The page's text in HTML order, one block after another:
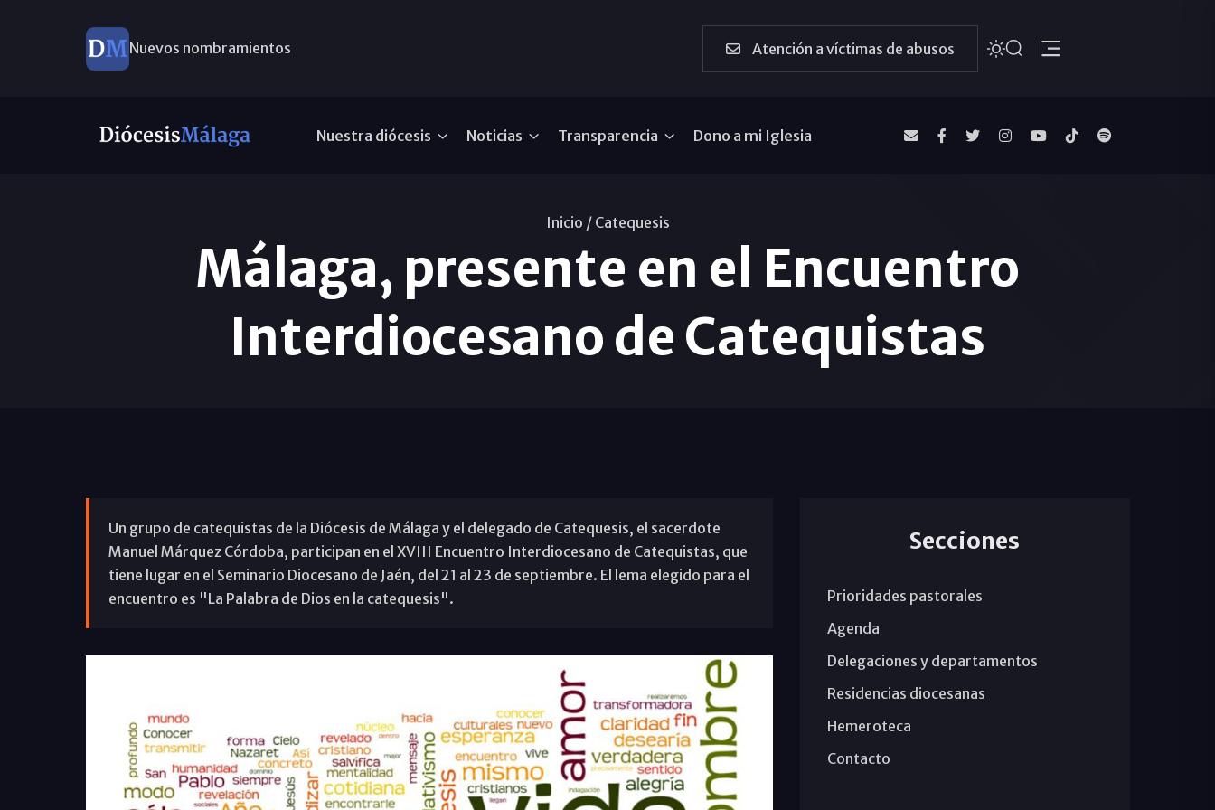
Nuevos nombramientos Atención a víctimas de abusos
Nuestra diócesis Noticias Transparencia Dono a mi Iglesia
Inicio / Catequesis
Málaga, presente en el Encuentro
Interdiocesano de Catequistas
Un grupo de catequistas de la Diócesis de Málaga y el delegado de Catequesis, el sacerdote
Manuel Márquez Córdoba, participan en el XVIII Encuentro Interdiocesano de Catequistas, que
tiene lugar en el Seminario Diocesano de Jaén, del 21 al 23 de septiembre. El lema elegido para el
encuentro es "La Palabra de Dios en la catequesis".
Secciones
Prioridades pastorales
Agenda
Delegaciones y departamentos
Residencias diocesanas
Hemeroteca
Contacto